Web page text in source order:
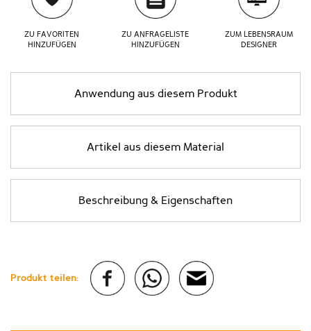
ZU FAVORITEN
HINZUFÜGEN
ZU ANFRAGELISTE
HINZUFÜGEN
ZUM LEBENSRAUM
DESIGNER
Anwendung aus diesem Produkt
Artikel aus diesem Material
Beschreibung & Eigenschaften
Produkt teilen: